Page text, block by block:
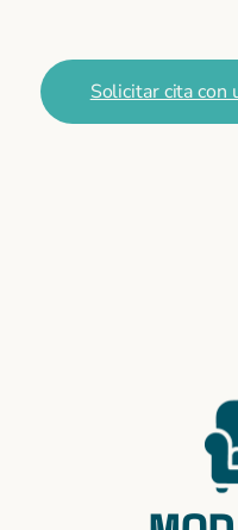
Solicitar cita con